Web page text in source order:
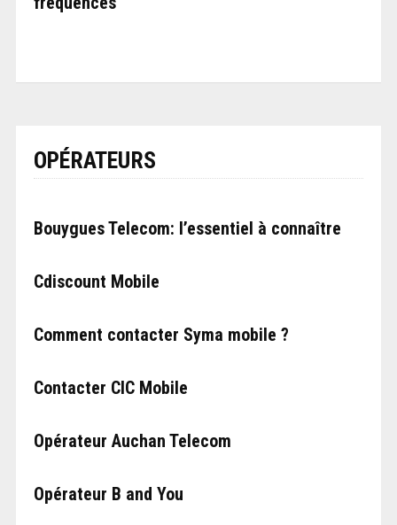
OPÉRATEURS
Bouygues Telecom: l’essentiel à connaître
Cdiscount Mobile
Comment contacter Syma mobile ?
Contacter CIC Mobile
Opérateur Auchan Telecom
Opérateur B and You